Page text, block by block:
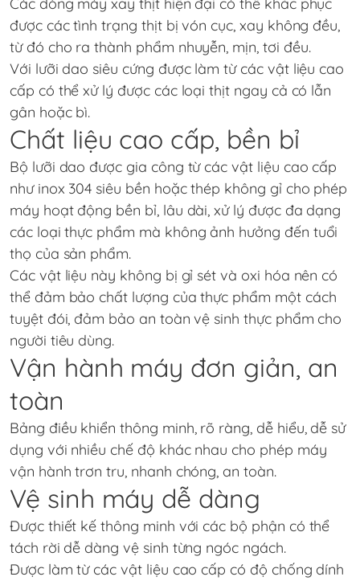
Các dòng máy xay thịt hiện đại có thể khắc phục
được các tình trạng thịt bị vón cục, xay không đều,
từ đó cho ra thành phẩm nhuyễn, mịn, tơi đều.
Với lưỡi dao siêu cứng được làm từ các vật liệu cao
cấp có thể xử lý được các loại thịt ngay cả có lẫn
gân hoặc bì.
Chất liệu cao cấp, bền bỉ
Bộ lưỡi dao được gia công từ các vật liệu cao cấp
như inox 304 siêu bền hoặc thép không gỉ cho phép
máy hoạt động bền bỉ, lâu dài, xử lý được đa dạng
các loại thực phẩm mà không ảnh hưởng đến tuổi
thọ của sản phẩm.
Các vật liệu này không bị gỉ sét và oxi hóa nên có
thể đảm bảo chất lượng của thực phẩm một cách
tuyệt đói, đảm bảo an toàn vệ sinh thực phẩm cho
người tiêu dùng.
Vận hành máy đơn giản, an
toàn
Bảng điều khiển thông minh, rõ ràng, dễ hiểu, dễ sử
dụng với nhiều chế độ khác nhau cho phép máy
vận hành trơn tru, nhanh chóng, an toàn.
Vệ sinh máy dễ dàng
Được thiết kế thông minh với các bộ phận có thể
tách rời dễ dàng vệ sinh từng ngóc ngách.
Được làm từ các vật liệu cao cấp có độ chống dính